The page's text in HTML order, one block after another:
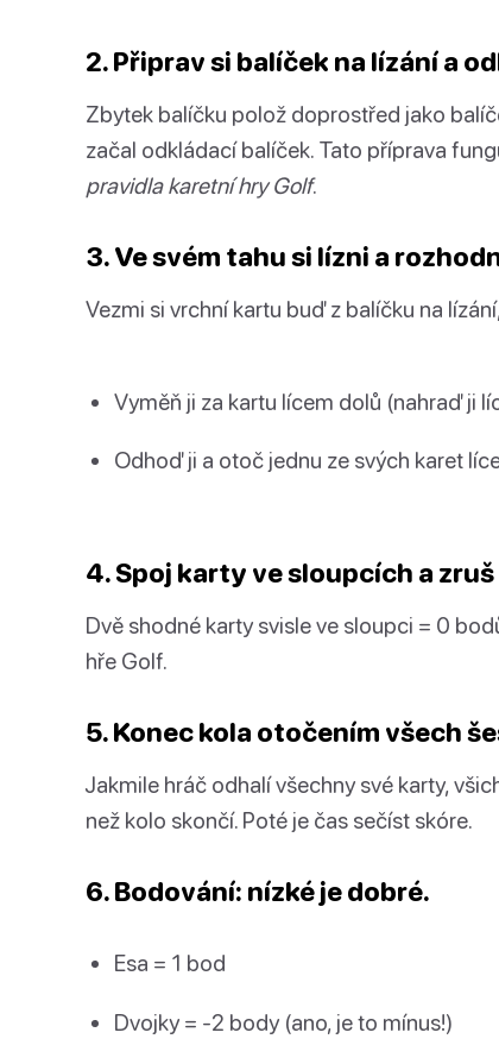
2. Připrav si balíček na lízání a
Zbytek balíčku polož doprostřed jako
začal odkládací balíček. Tato příprava
pravidla karetní hry Golf.
3. Ve svém tahu si lízni a
Vezmi si vrchní kartu buď z balíčku na
Vyměň ji za kartu lícem dolů (nahraď ji
Odhoď ji a otoč jednu ze svých karet
4. Spoj karty ve sloupcích a
Dvě shodné karty svisle ve sloupci = 0
hře Golf.
5. Konec kola otočením všech
Jakmile hráč odhalí všechny své karty,
než kolo skončí. Poté je čas sečíst skóre.
6. Bodování: nízké je dobré.
Esa = 1 bod
Dvojky = -2 body (ano, je to mínus!)